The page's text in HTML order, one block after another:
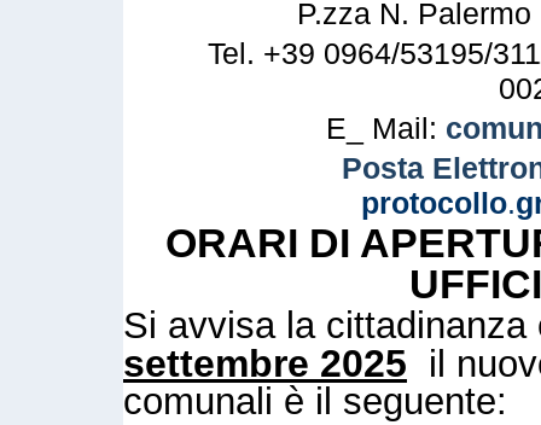
P.zza N.
Tel. +39 0964/53195/
E_ Mail:
Posta
protocollo.
ORARI DI
Si avvisa la
settembre 2025 il
comunali è il seguente: